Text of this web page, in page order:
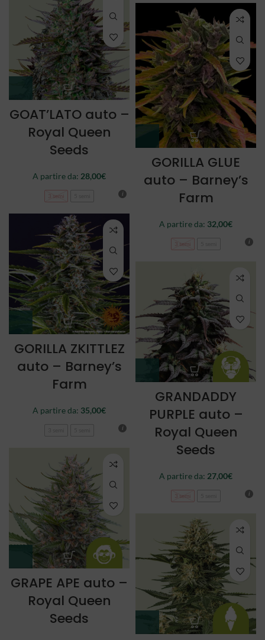
GOAT’LATO auto –
Royal Queen
Seeds
A partire da: 28,00€
3 semi
GORILLA GLUE
auto – Barney’s
Farm
A partire da: 32,00€
3 semi
GORILLA ZKITTLEZ
auto – Barney’s
Farm
A partire da: 35,00€
GRANDADDY
PURPLE auto –
Royal Queen
Seeds
A partire da: 27,00€
3 semi
GRAPE APE auto –
Royal Queen
Seeds